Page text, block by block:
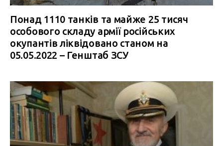
Понад 1110 танків та майже 25 тисяч
особового складу армії російських
окупантів ліквідовано станом на
05.05.2022 – Генштаб ЗСУ